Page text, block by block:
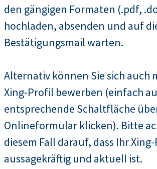
den gängigen Formaten (.pdf,
hochladen, absenden und auf
Bestätigungsmail warten.
Alternativ können Sie sich auch
Xing-Profil bewerben (einfach
entsprechende Schaltfläche
Onlineformular klicken). Bitte
diesem Fall darauf, dass Ihr
aussagekräftig und aktuell ist.